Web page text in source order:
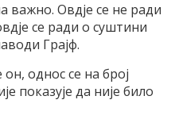
важно. Овдје се не ради
се ради о суштини
Грајф.
однос се на број
показује да није било